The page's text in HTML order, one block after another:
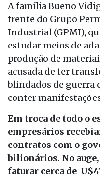
A família Bueno
frente do Grupo
Industrial (GPMI),
estudar meios de
produção de
acusada de ter
blindados de guerra
conter
Em troca de todo o
empresários
contratos com o
bilionários. No auge,
faturar cerca de